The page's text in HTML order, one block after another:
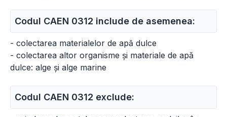
Codul CAEN 0312 include de asemenea:
- colectarea materialelor de apă dulce
- colectarea altor organisme și materiale de apă
dulce: alge și alge marine
Codul CAEN 0312 exclude: